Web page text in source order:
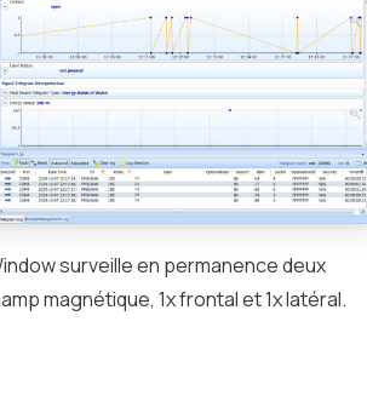
surveille en permanence deux
magnétique, 1x frontal et 1x latéral.